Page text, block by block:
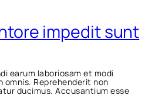
impedit sunt
earum laboriosam et modi
omnis. Reprehenderit non
ducimus. Accusantium esse